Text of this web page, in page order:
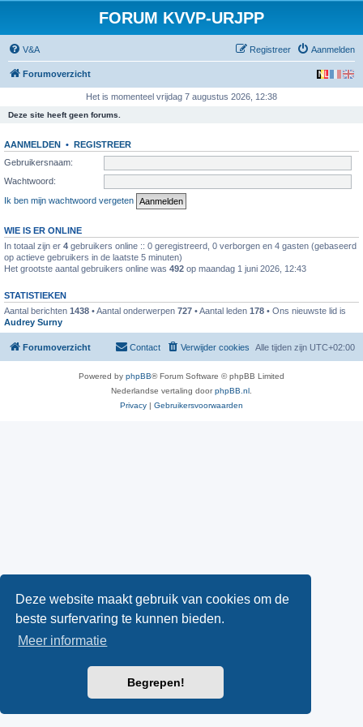
Deze website maakt gebruik van cookies om de
beste surfervaring te kunnen bieden.
Meer informatie
Begrepen!
FORUM KVVP-URJPP
V&A Aanmelden
Registreer
Forumoverzicht
Het is momenteel vrijdag 7 augustus 2026, 12:38
Deze site heeft geen forums.
AANMELDEN • REGISTREER
Gebruikersnaam:
Wachtwoord:
Ik ben mijn wachtwoord vergeten
WIE IS ER ONLINE
In totaal zijn er 4 gebruikers online :: 0 geregistreerd, 0 verborgen en 4 gasten (gebaseerd
op actieve gebruikers in de laatste 5 minuten)
Het grootste aantal gebruikers online was 492 op maandag 1 juni 2026, 12:43
STATISTIEKEN
Aantal berichten 1438 • Aantal onderwerpen 727 • Aantal leden 178 • Ons nieuwste lid is
Audrey Surny
Forumoverzicht Alle tijden zijn UTC+02:00
Verwijder cookies
Contact
Powered by phpBB® Forum Software © phpBB Limited
Nederlandse vertaling doorphpBB.nl
Privacy | Gebruikersvoorwaarden